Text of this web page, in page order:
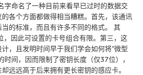
字命名了一种目前来看早已过时的数据交
各个方面都做得相当糟糕。首先，该通讯
的标准，而且有许多不同的格式。 其
，因此可设置的卡号组合有限。第三，这
，且发明时间早于我们学会如何将”微型
时间，因而限制了密钥长度（仅37位），
远远高于后来拥有更长密钥的感应卡。